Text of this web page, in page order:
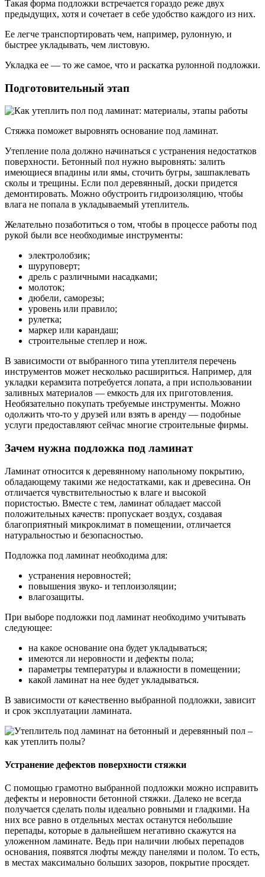
Такая форма подложки встречается гораздо реже двух
предыдущих, хотя и сочетает в себе удобство каждого из них.
Ее легче транспортировать чем, например, рулонную, и
быстрее укладывать, чем листовую.
Укладка ее — то же самое, что и раскатка рулонной подложки.
Подготовительный этап
Стяжка поможет выровнять основание под ламинат.
Утепление пола должно начинаться с устранения недостатков
поверхности. Бетонный пол нужно выровнять: залить
имеющиеся впадины или ямы, сточить бугры, зашпаклевать
сколы и трещины. Если пол деревянный, доски придется
демонтировать. Можно обустроить гидроизоляцию, чтобы
влага не попала в укладываемый утеплитель.
Желательно позаботиться о том, чтобы в процессе работы под
рукой были все необходимые инструменты:
электролобзик;
шуруповерт;
дрель с различными насадками;
молоток;
дюбели, саморезы;
уровень или правило;
рулетка;
маркер или карандаш;
строительные степлер и нож.
В зависимости от выбранного типа утеплителя перечень
инструментов может несколько расшириться. Например, для
укладки керамзита потребуется лопата, а при использовании
заливных материалов — емкость для их приготовления.
Необязательно покупать требуемые инструменты. Можно
одолжить что-то у друзей или взять в аренду — подобные
услуги предоставляют сейчас многие строительные фирмы.
Зачем нужна подложка под ламинат
Ламинат относится к деревянному напольному покрытию,
обладающему такими же недостатками, как и древесина. Он
отличается чувствительностью к влаге и высокой
пористостью. Вместе с тем, ламинат обладает массой
положительных качеств: пропускает воздух, создавая
благоприятный микроклимат в помещении, отличается
натуральностью и безопасностью.
Подложка под ламинат необходима для:
устранения неровностей;
повышения звуко- и теплоизоляции;
влагозащиты.
При выборе подложки под ламинат необходимо учитывать
следующее:
на какое основание она будет укладываться;
имеются ли неровности и дефекты пола;
параметры температуры и влажности в помещении;
какой ламинат на нее будет укладываться.
В зависимости от качественно выбранной подложки, зависит
и срок эксплуатации ламината.
Устранение дефектов поверхности стяжки
С помощью грамотно выбранной подложки можно исправить
дефекты и неровности бетонной стяжки. Далеко не всегда
получается сделать полы идеально ровными и гладкими. На
них все равно в отдельных местах останутся небольшие
перепады, которые в дальнейшем негативно скажутся на
уложенном ламинате. Ведь при наличии любых перепадов
основания, появятся люфты между панелями и полом. То есть,
в местах максимально больших зазоров, покрытие просядет.